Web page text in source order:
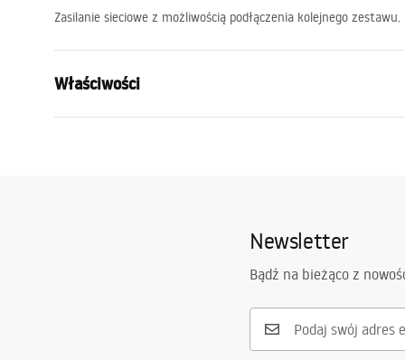
Zasilanie sieciowe z możliwością podłączenia kolejnego zestawu.
Właściwości
Zasilanie
GL2004
Newsletter
Bądź na bieżąco z